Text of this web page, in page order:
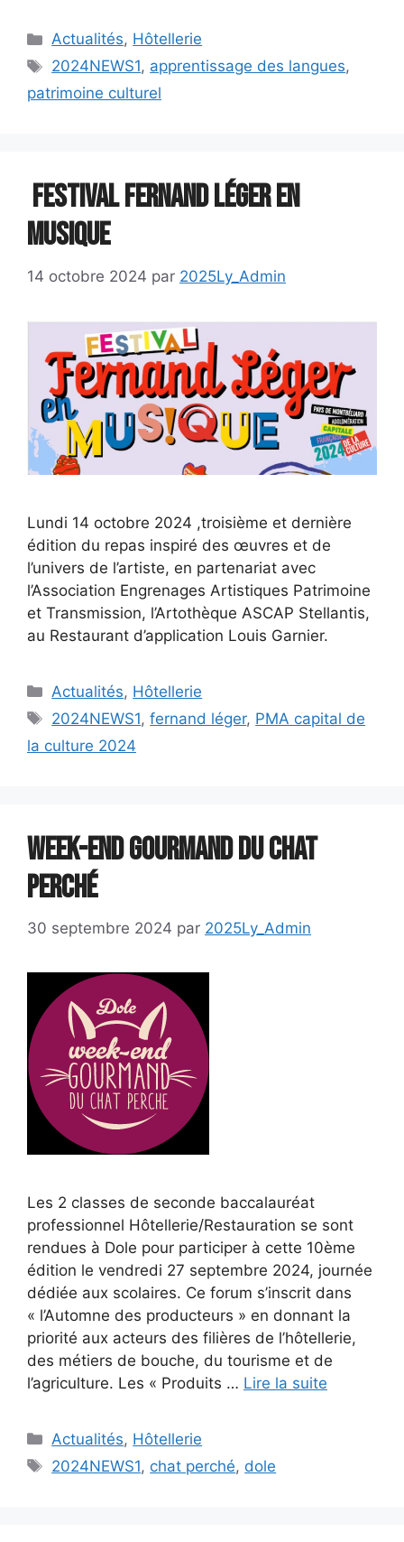
Catégories
Actualités, Hôtellerie
Étiquettes
2024NEWS1, apprentissage des langues,
patrimoine culturel
Festival Fernand Léger en
musique
14 octobre 2024 par 2025Ly_Admin
Lundi 14 octobre 2024 ,troisième et dernière
édition du repas inspiré des œuvres et de
l’univers de l’artiste, en partenariat avec
l’Association Engrenages Artistiques Patrimoine
et Transmission, l’Artothèque ASCAP Stellantis,
au Restaurant d’application Louis Garnier.
Catégories
Actualités, Hôtellerie
Étiquettes
2024NEWS1,fernand léger, PMA capital de
la culture 2024
Week-end gourmand du chat
perché
30 septembre 2024 par 2025Ly_Admin
Les 2 classes de seconde baccalauréat
professionnel Hôtellerie/Restauration se sont
rendues à Dole pour participer à cette 10ème
édition le vendredi 27 septembre 2024, journée
dédiée aux scolaires. Ce forum s’inscrit dans
« l’Automne des producteurs » en donnant la
priorité aux acteurs des filières de l’hôtellerie,
des métiers de bouche, du tourisme et de
l’agriculture. Les « Produits … Lire la suite
Catégories
Actualités, Hôtellerie
Étiquettes
2024NEWS1, chat perché, dole